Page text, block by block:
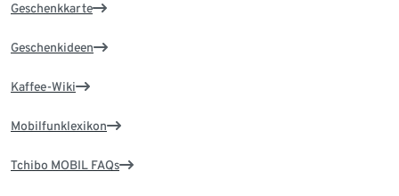
Geschenkkarte
Geschenkideen
Kaffee-Wiki
Mobilfunklexikon
Tchibo MOBIL FAQs